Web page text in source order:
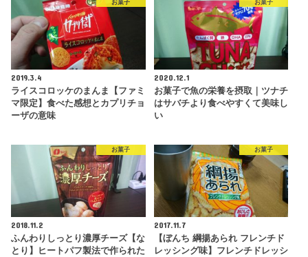
お菓子
2019.3.4
ライスコロッケのまんま【ファミ
マ限定】食べた感想とカプリチョ
ーザの意味
お菓子
2020.12.1
お菓子で魚の栄養を摂取｜ツナチ
はサバチより食べやすくて美味し
い
お菓子
2018.11.2
ふんわりしっとり濃厚チーズ【な
とり】ヒートパフ製法で作られた
お菓子
2017.11.7
【ぼんち 綱揚あられ フレンチド
レッシング味】フレンチドレッシ